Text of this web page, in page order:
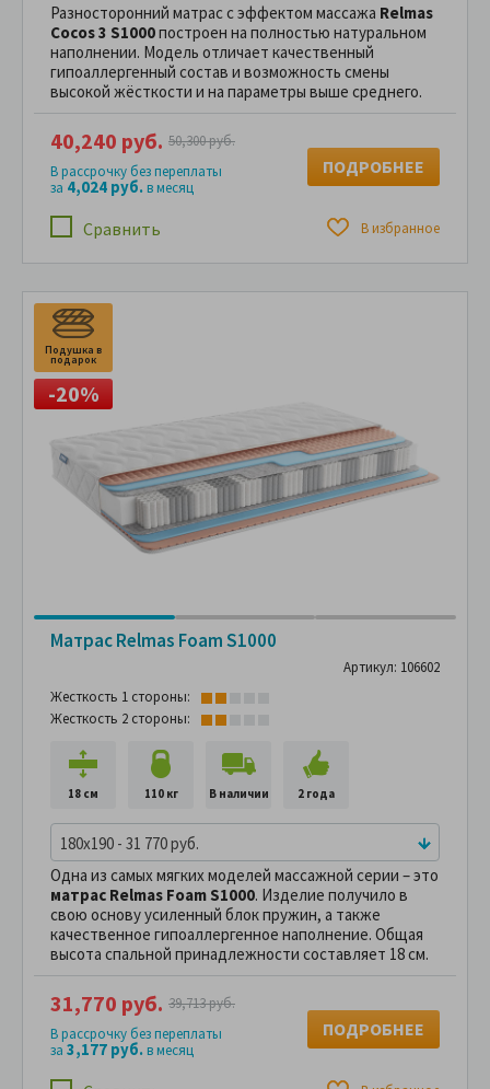
Разносторонний матрас с эффектом массажа Relmas
Cocos 3 S1000построен на полностью натуральном
наполнении. Модель отличает качественный
гипоаллергенный состав и возможность смены
высокой жёсткости и на параметры выше среднего.
Сравнить В избранное
40,240 руб. 50,300 руб.
В рассрочку без переплаты
за 4,024 руб.в месяц
ПОДРОБНЕЕ
Подушка в
подарок
-20%
Матрас Relmas Foam S1000
Артикул: 106602
Жесткость 1 стороны:
Жесткость 2 стороны:
18 см 110 кг В наличии 2 года
180x190 - 31 770 руб.
Одна из самых мягких моделей массажной серии – это
матрас Relmas Foam S1000. Изделие получило в
свою основу усиленный блок пружин, а также
качественное гипоаллергенное наполнение. Общая
высота спальной принадлежности составляет 18 см.
31,770 руб. 39,713 руб.
В рассрочку без переплаты
за 3,177 руб.в месяц
ПОДРОБНЕЕ